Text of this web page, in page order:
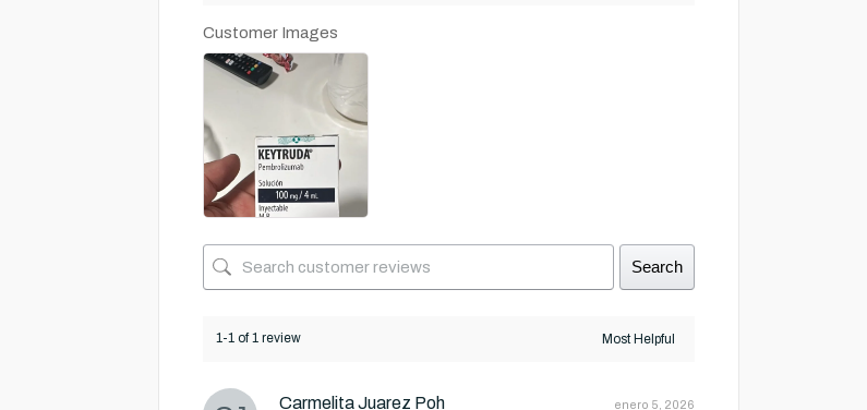
Customer Images
Search
1-1 of 1 review
Carmelita Juarez Poh enero 5, 2026